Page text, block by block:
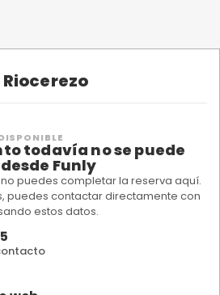
todavía no se puede
Funly
puedes completar la reserva aquí.
puedes contactar directamente con
estos datos.